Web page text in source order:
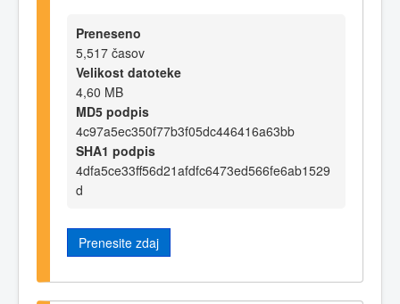
Preneseno
5,517 časov
Velikost datoteke
4,60 MB
MD5 podpis
4c97a5ec350f77b3f05dc446416a63bb
SHA1 podpis
4dfa5ce33ff56d21afdfc6473ed566fe6ab1529
d
Prenesite zdaj